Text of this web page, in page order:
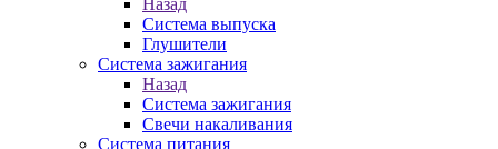
Назад
Система выпуска
Глушители
Система зажигания
Назад
Система зажигания
Свечи накаливания
Система питания